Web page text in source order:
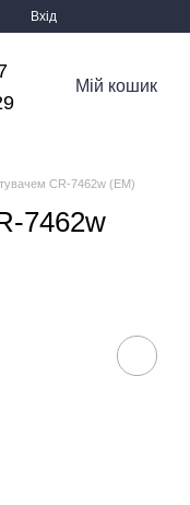
Вхід
Мій кошик
CR-7462w (EM)
7462w